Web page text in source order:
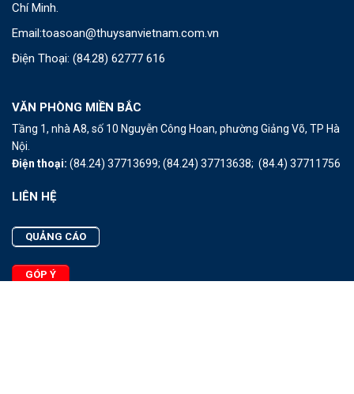
Chí Minh.
Email:toasoan@thuysanvietnam.com.vn
Điện Thoại: (84.28) 62777 616
VĂN PHÒNG MIỀN BẮC
Tầng 1, nhà A8, số 10 Nguyễn Công Hoan, phường Giảng Võ, TP Hà
Nội.
Điện thoại: (84.24) 37713699; (84.24) 37713638; (84.4) 37711756
LIÊN HỆ
QUẢNG CÁO
GÓP Ý